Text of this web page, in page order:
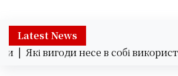
Latest News
| Які вигоди несе в собі